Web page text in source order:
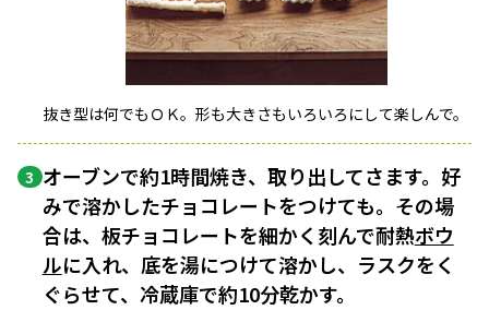
抜き型は何でもＯＫ。形も大きさもいろいろにして楽しんで。
3 オーブンで約1時間焼き、取り出してさます。好
みで溶かしたチョコレートをつけても。その場
合は、板チョコレートを細かく刻んで耐熱ボウ
ルに入れ、底を湯につけて溶かし、ラスクをく
ぐらせて、冷蔵庫で約10分乾かす。